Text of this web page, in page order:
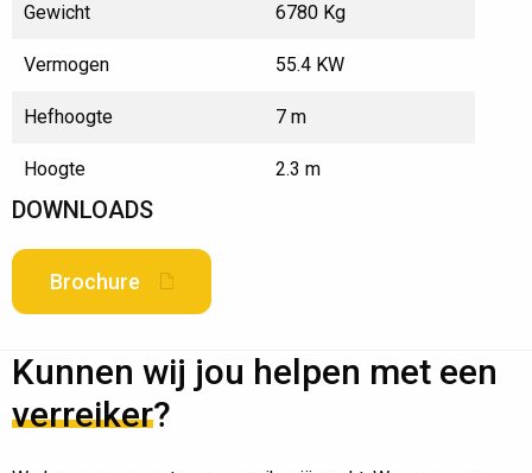
Gewicht 6780 Kg
Vermogen 55.4 KW
Hefhoogte 7 m
Hoogte 2.3 m
DOWNLOADS
Brochure
Kunnen wij jou helpen met een
verreiker?